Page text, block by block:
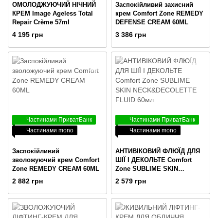
ОМОЛОДЖУЮЧИЙ НІЧНИЙ
КРЕМ Image Ageless Total
Repair Crème 57ml
4 195 грн
Заспокійливий захисний
крем Comfort Zone REMEDY
DEFENSE CREAM 60ML
3 386 грн
Частинами ПриватБанк
Частинами mono
Заспокійливий
зволожуючий крем Comfort
Zone REMEDY CREAM 60ML
2 882 грн
Частинами ПриватБанк
Частинами mono
АНТИВІКОВИЙ ФЛЮЇД ДЛЯ
ШІЇ І ДЕКОЛЬТЕ Comfort
Zone SUBLIME SKIN
NECK&DECOLETTE FLUID
2 579 грн